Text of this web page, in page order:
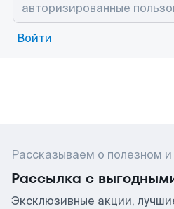
Войти
Рассказываем о полезном
Рассылка с
Эксклюзивные акции,